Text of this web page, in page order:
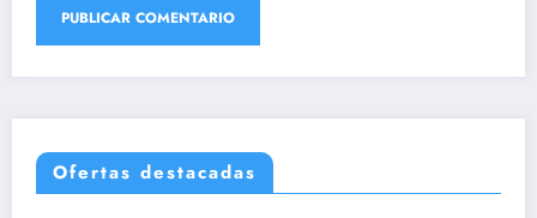
Ofertas destacadas